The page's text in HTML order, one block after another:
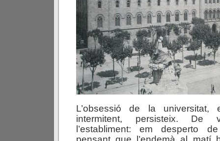
L’obsessió de la universitat,
intermitent, persisteix. De
l’establiment: em desperto